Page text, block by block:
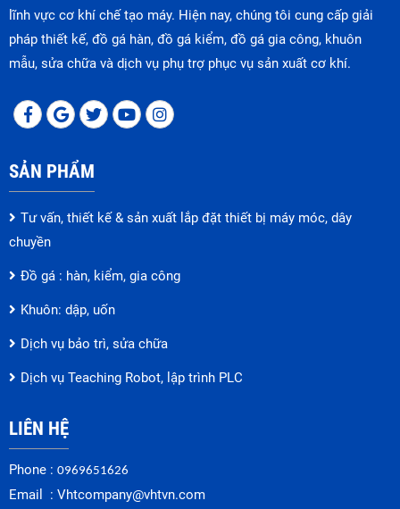
lĩnh vực cơ khí chế tạo máy. Hiện nay, chúng tôi cung cấp giải
pháp thiết kế, đồ gá hàn, đồ gá kiểm, đồ gá gia công, khuôn
mẫu, sửa chữa và dịch vụ phụ trợ phục vụ sản xuất cơ khí.
SẢN PHẨM
Tư vấn, thiết kế & sản xuất lắp đặt thiết bị máy móc, dây
chuyền
Đồ gá : hàn, kiểm, gia công
Khuôn: dập, uốn
Dịch vụ bảo trì, sửa chữa
Dịch vụ Teaching Robot, lập trình PLC
LIÊN HỆ
Phone : 0969651626
Email : Vhtcompany@vhtvn.com